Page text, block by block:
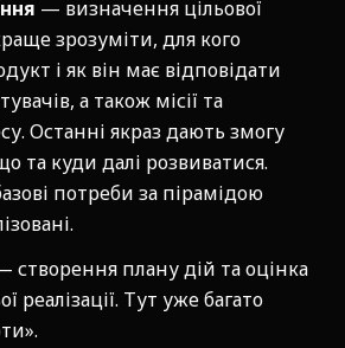
— визначення цільової
зрозуміти, для кого
і як він має відповідати
а також місії та
Останні якраз дають змогу
та куди далі розвиватися.
потреби за пірамідою
створення плану дій та оцінка
реалізації. Тут уже багато